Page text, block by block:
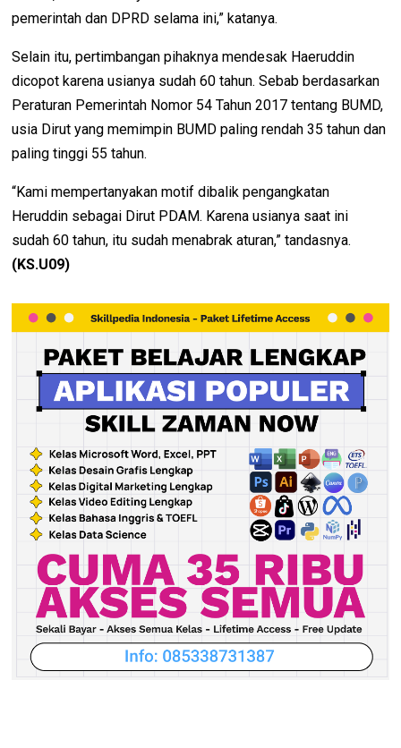
pemerintah dan DPRD selama ini,” katanya.
Selain itu, pertimbangan pihaknya mendesak Haeruddin
dicopot karena usianya sudah 60 tahun. Sebab berdasarkan
Peraturan Pemerintah Nomor 54 Tahun 2017 tentang BUMD,
usia Dirut yang memimpin BUMD paling rendah 35 tahun dan
paling tinggi 55 tahun.
“Kami mempertanyakan motif dibalik pengangkatan
Heruddin sebagai Dirut PDAM. Karena usianya saat ini
sudah 60 tahun, itu sudah menabrak aturan,” tandasnya.
(KS.U09)